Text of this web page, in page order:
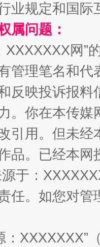
场
规模
业规定和国
属问题：
XXXXXXX网”
管理笔名和
反映投诉报
。你在本传
引用。但未
品。已经本
于：
任。如您对
：